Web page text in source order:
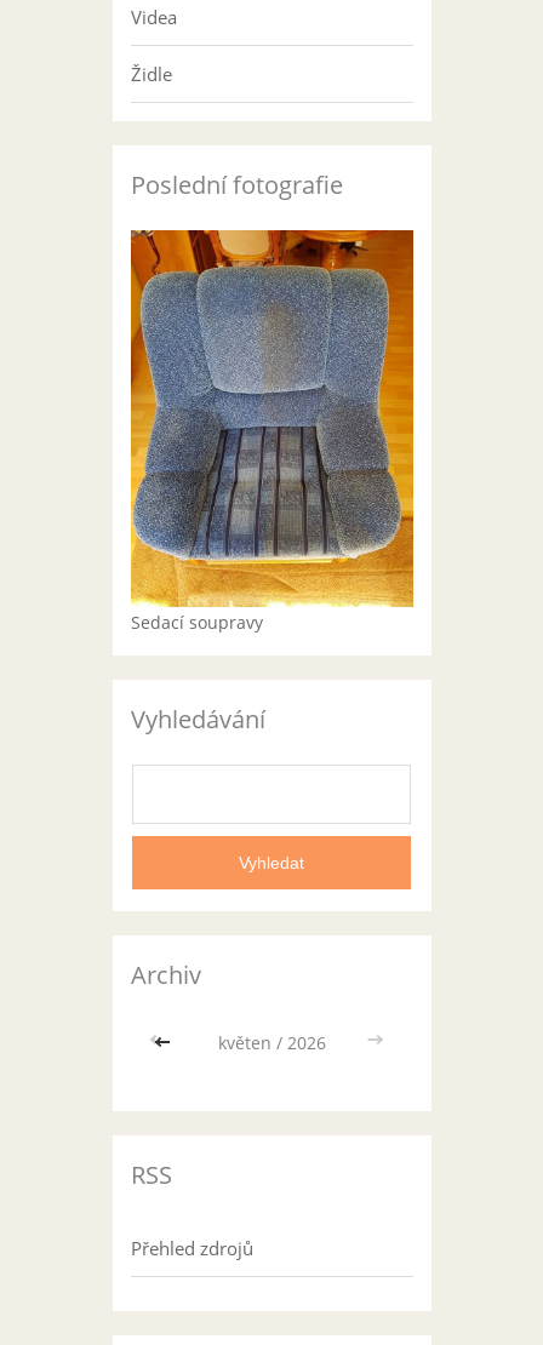
Videa
Židle
Poslední fotografie
Sedací soupravy
Vyhledávání
Archiv
<< květen / 2026 >>
RSS
Přehled zdrojů